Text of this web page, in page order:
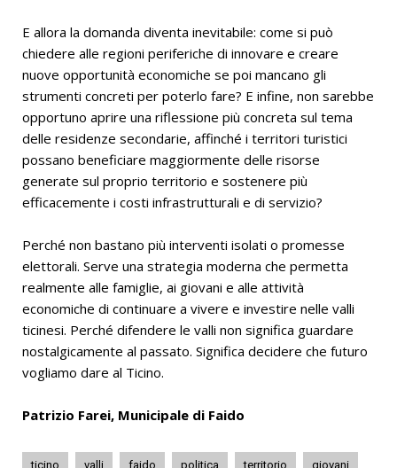
E allora la domanda diventa inevitabile: come si può
chiedere alle regioni periferiche di innovare e creare
nuove opportunità economiche se poi mancano gli
strumenti concreti per poterlo fare? E infine, non sarebbe
opportuno aprire una riflessione più concreta sul tema
delle residenze secondarie, affinché i territori turistici
possano beneficiare maggiormente delle risorse
generate sul proprio territorio e sostenere più
efficacemente i costi infrastrutturali e di servizio?
Perché non bastano più interventi isolati o promesse
elettorali. Serve una strategia moderna che permetta
realmente alle famiglie, ai giovani e alle attività
economiche di continuare a vivere e investire nelle valli
ticinesi. Perché difendere le valli non significa guardare
nostalgicamente al passato. Significa decidere che futuro
vogliamo dare al Ticino.
Patrizio Farei, Municipale di Faido
ticino valli faido politica territorio giovani